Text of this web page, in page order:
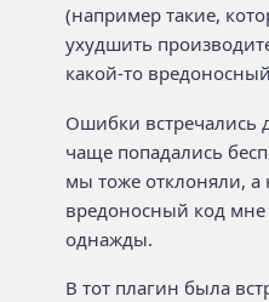
(например такие,
ухудшить
какой-то
Ошибки встречались
чаще попадались
мы тоже отклоняли, а
вредоносный код
однажды.
В тот плагин была